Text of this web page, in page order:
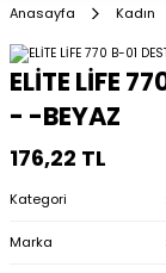
Çorap
Anasayfa Kadın
ELİTE LİFE
- -BEYAZ
176,22 TL
Kategori
Marka